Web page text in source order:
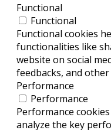
Functional
Functional
Functional cookies
functionalities like
website on social
feedbacks, and
Performance
Performance
Performance
analyze the key